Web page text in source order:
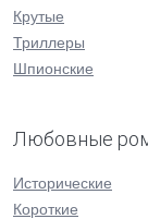
Крутые
Триллеры
Шпионские
Любовные
Исторические
Короткие